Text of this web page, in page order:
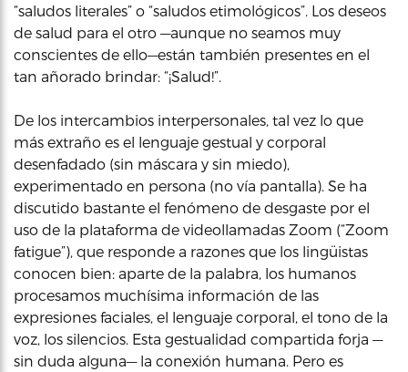
“saludos literales” o “saludos etimológicos”. Los deseos
de salud para el otro —aunque no seamos muy
conscientes de ello—están también presentes en el
tan añorado brindar: “¡Salud!”.
De los intercambios interpersonales, tal vez lo que
más extraño es el lenguaje gestual y corporal
desenfadado (sin máscara y sin miedo),
experimentado en persona (no vía pantalla). Se ha
discutido bastante el fenómeno de desgaste por el
uso de la plataforma de videollamadas Zoom (“Zoom
fatigue”), que responde a razones que los lingüistas
conocen bien: aparte de la palabra, los humanos
procesamos muchísima información de las
expresiones faciales, el lenguaje corporal, el tono de la
voz, los silencios. Esta gestualidad compartida forja —
sin duda alguna— la conexión humana. Pero es